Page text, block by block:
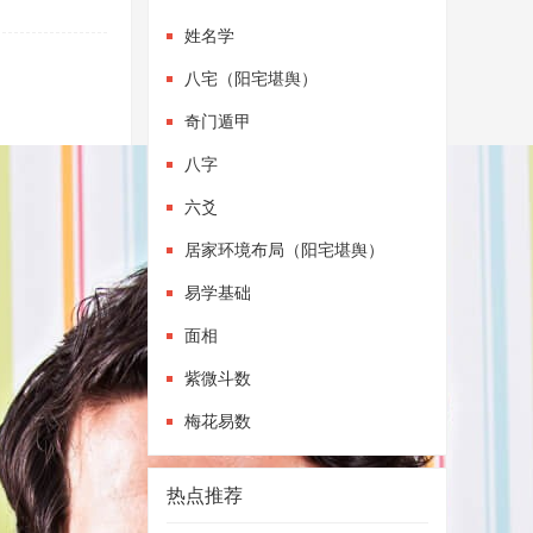
姓名学
八宅（阳宅堪舆）
奇门遁甲
八字
六爻
居家环境布局（阳宅堪舆）
易学基础
面相
紫微斗数
梅花易数
热点推荐